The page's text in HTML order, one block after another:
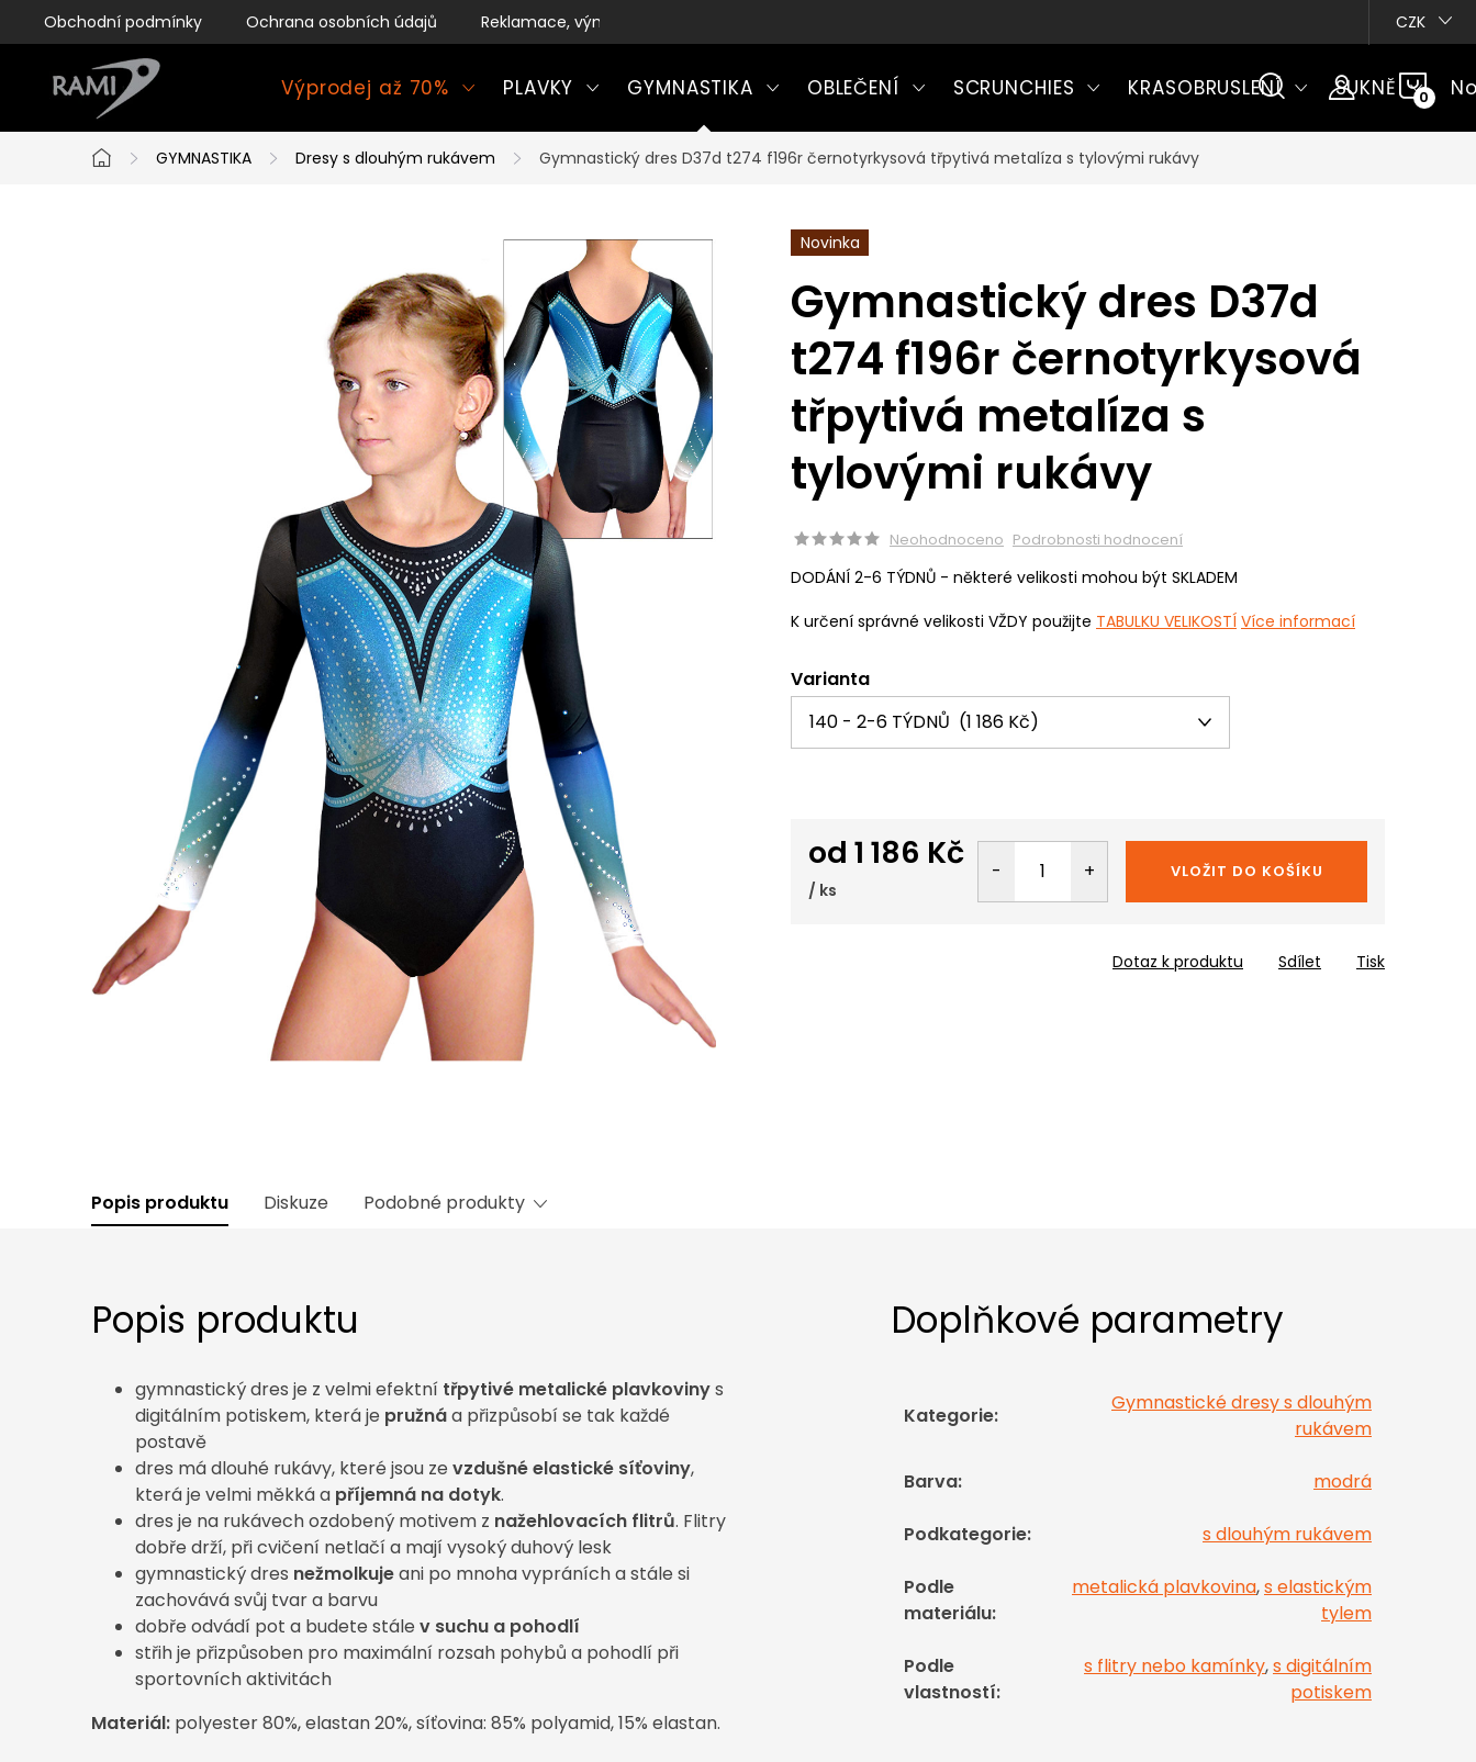
na
Obchodní podmínky Ochrana osobních údajů Reklamace, výměny a vrácení zboží CZK
Výprodej až 70% PLAVKY GYMNASTIKA OBLEČENÍ SCRUNCHIES KRASOBRUSLENÍ SUKNĚ
Domů
GYMNASTIKA Dresy s dlouhým rukávem Gymnastický dres D37d t274 f196r černotyrkysová třpytivá metalíza s tylovými rukávy
Novinka
Gymnastický dres D37d
t274 f196r černotyrkysová
třpytivá metalíza s
tylovými rukávy
Neohodnoceno Podrobnosti hodnocení
DODÁNÍ 2-6 TÝDNŮ - některé velikosti mohou být SKLADEM
K určení správné velikosti VŽDY použijte TABULKU VELIKOSTÍ Více informací
Varianta
od 1 186 Kč
/ ks
VLOŽIT DO KOŠÍKU
Tisk
Dotaz k produktu Sdílet
Popis produktu Diskuze Podobné produkty
Popis produktu
gymnastický dres je z velmi efektní třpytivé metalické plavkovinys
digitálním potiskem, která je pružnáa přizpůsobí se tak každé
postavě
dres má dlouhé rukávy, které jsou ze vzdušné elastické síťoviny,
která je velmi měkká a příjemná na dotyk.
dres je na rukávech ozdobený motivem z nažehlovacích flitrů. Flitry
dobře drží, při cvičení netlačí a mají vysoký duhový lesk
gymnastický dres nežmolkujeani po mnoha vypráních a stále si
zachovává svůj tvar a barvu
dobře odvádí pot a budete stále v suchu a pohodlí
střih je přizpůsoben pro maximální rozsah pohybů a pohodlí při
sportovních aktivitách
Materiál: polyester 80%, elastan 20%, síťovina: 85% polyamid, 15% elastan.
Doplňkové parametry
Kategorie:
Gymnastické dresy s dlouhým
rukávem
Barva: modrá
Podkategorie: s dlouhým rukávem
Podle
materiálu:
metalická plavkovina,s elastickým
tylem
Podle
vlastností:
s flitry nebo kamínky,s digitálním
potiskem